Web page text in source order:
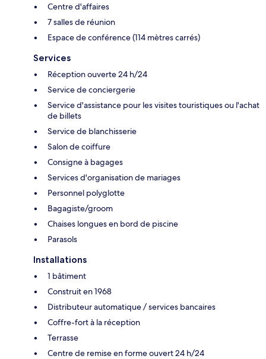
Centre d'affaires
7 salles de réunion
Espace de conférence (114 mètres carrés)
Services
Réception ouverte 24 h/24
Service de conciergerie
Service d'assistance pour les visites touristiques ou l'achat
de billets
Service de blanchisserie
Salon de coiffure
Consigne à bagages
Services d'organisation de mariages
Personnel polyglotte
Bagagiste/groom
Chaises longues en bord de piscine
Parasols
Installations
1 bâtiment
Construit en 1968
Distributeur automatique / services bancaires
Coffre-fort à la réception
Terrasse
Centre de remise en forme ouvert 24 h/24